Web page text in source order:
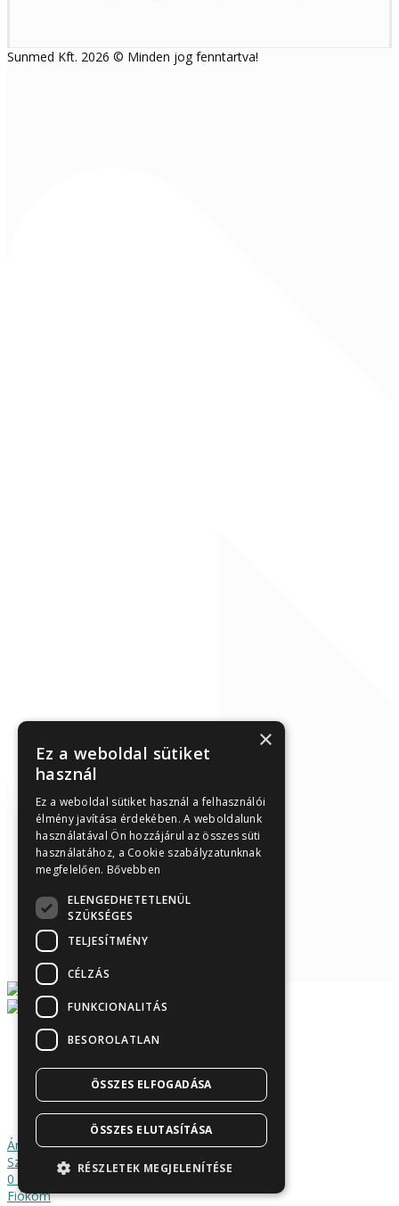
Sunmed Kft. 2026 © Minden jog fenntartva!
Áruház
Szűrők
0
Fiókom
×
Ez a weboldal sütiket
használ
Ez a weboldal sütiket használ a felhasználói
élmény javítása érdekében. A weboldalunk
használatával Ön hozzájárul az összes süti
használatához, a Cookie szabályzatunknak
megfelelően. Bővebben
ELENGEDHETETLENÜL
SZÜKSÉGES
TELJESÍTMÉNY
CÉLZÁS
FUNKCIONALITÁS
BESOROLATLAN
ÖSSZES ELFOGADÁSA
ÖSSZES ELUTASÍTÁSA
RÉSZLETEK MEGJELENÍTÉSE